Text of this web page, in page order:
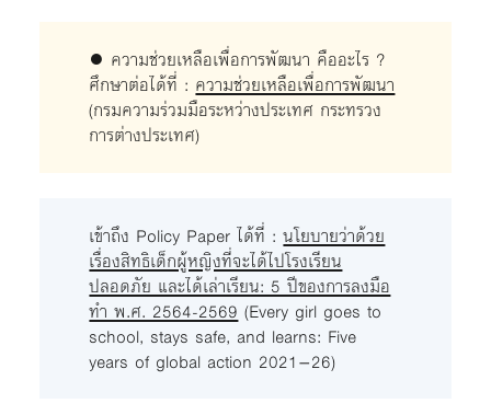
● ความช่วยเหลือเพื่อการพัฒนา คืออะไร ?
ศึกษาต่อได้ที่ : ความช่วยเหลือเพื่อการพัฒนา
(กรมความร่วมมือระหว่างประเทศ กระทรวง
การต่างประเทศ)
เข้าถึง Policy Paper ได้ที่ :นโยบายว่าด้วย
เรื่องสิทธิเด็กผู้หญิงที่จะได้ไปโรงเรียน
ปลอดภัย และได้เล่าเรียน: 5 ปีของการลงมือ
ทำ พ.ศ. 2564-2569 (Every girl goes to
school, stays safe, and learns: Five
years of global action 2021–26)